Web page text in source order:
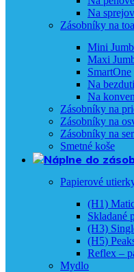
Na
Zásobníky na
Mini
Maxi
SmartOne
Na
Na
Zásobníky na
Zásobníky na
Zásobníky na
Smetné koše
Papierové
(H1)
Skladané
(H3)
(H5)
Reflex –
Mydlo